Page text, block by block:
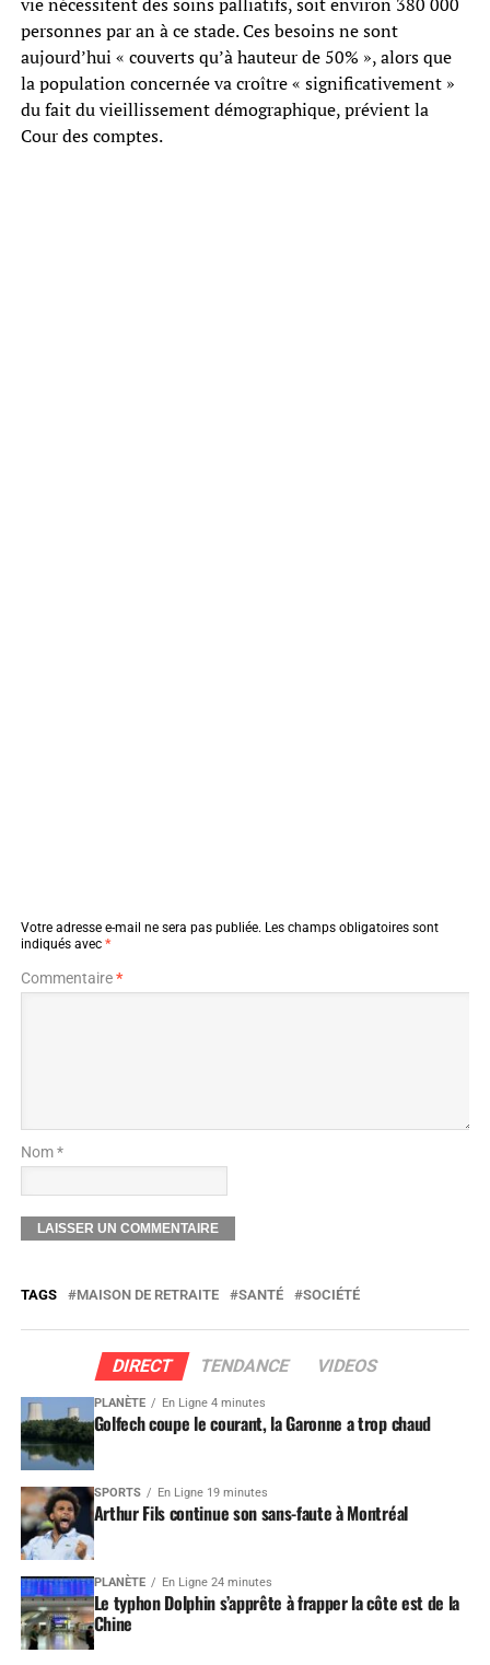
personnes par an à ce stade. Ces besoins ne sont
aujourd’hui « couverts qu’à hauteur de 50% », alors que
la population concernée va croître « significativement »
du fait du vieillissement démographique, prévient la
Cour des comptes.
Votre adresse e-mail ne sera pas publiée. Les champs obligatoires sont
indiqués avec *
Commentaire*
Nom *
TAGS MAISON DE RETRAITE SANTÉ SOCIÉTÉ
DIRECT TENDANCE VIDEOS
PLANÈTE En Ligne 4 minutes
Golfech coupe le courant, la Garonne a trop chaud
SPORTS En Ligne 19 minutes
Arthur Fils continue son sans-faute à Montréal
PLANÈTE En Ligne 24 minutes
Le typhon Dolphin s’apprête à frapper la côte est de la
Chine